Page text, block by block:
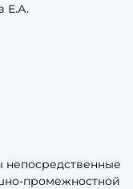
Е.А.
непосредственные
промежностной